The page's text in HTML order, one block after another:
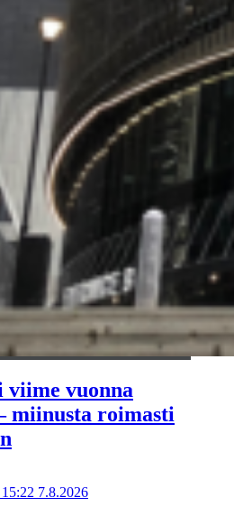
viime vuonna
miinusta roimasti
7.8.2026